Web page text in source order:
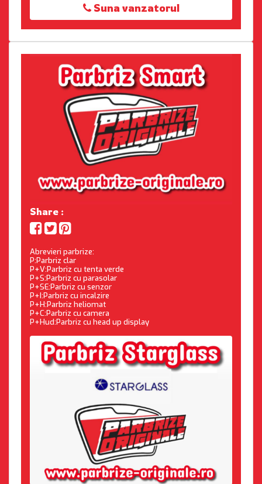
Suna vanzatorul
Share :
Abrevieri parbrize:
P:Parbriz clar
P+V:Parbriz cu tenta verde
P+S:Parbriz cu parasolar
P+SE:Parbriz cu senzor
P+I:Parbriz cu incalzire
P+H:Parbriz heliomat
P+C:Parbriz cu camera
P+Hud:Parbriz cu head up display